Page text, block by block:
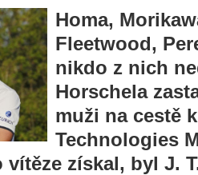
Homa,
Fleetwood,
nikdo z nich
Horschela
muži na cestě
Technologies
získal, byl J.